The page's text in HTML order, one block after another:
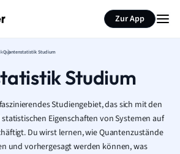
Zur App
Quantenstatistik Studium
Studium
Studiengebiet, das sich mit den
Eigenschaften von Systemen auf
Du wirst lernen, wie Quantenzustände
und vorhergesagt werden können, was